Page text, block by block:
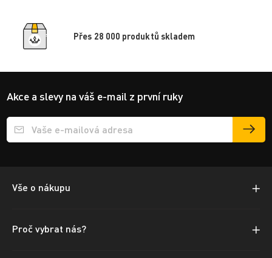
Přes 28 000 produktů skladem
Akce a slevy na váš e-mail z první ruky
Přihlášení e-mailu k odběru
Vše o nákupu
Proč vybrat nás?